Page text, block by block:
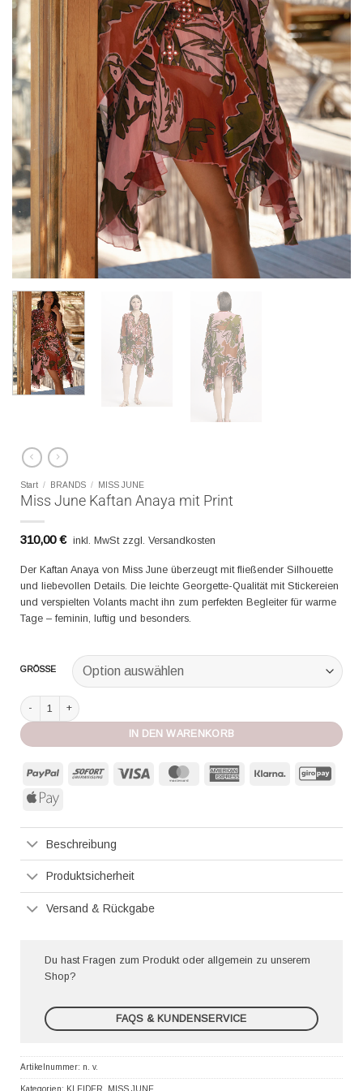
Start / BRANDS / MISS JUNE
Miss June Kaftan Anaya mit Print
310,00€ inkl. MwSt zzgl. Versandkosten
Der Kaftan Anaya von Miss June überzeugt mit fließender Silhouette
und liebevollen Details. Die leichte Georgette-Qualität mit Stickereien
und verspielten Volants macht ihn zum perfekten Begleiter für warme
Tage – feminin, luftig und besonders.
GRÖSSE
Miss June Kaftan Anaya mit Print Menge
IN DEN WARENKORB
PayPal Sofort MasterCard American
Klarna
Apple
Beschreibung
Produktsicherheit
Versand & Rückgabe
Du hast Fragen zum Produkt oder allgemein zu unserem
Shop?
FAQS & KUNDENSERVICE
Artikelnummer: n. v.